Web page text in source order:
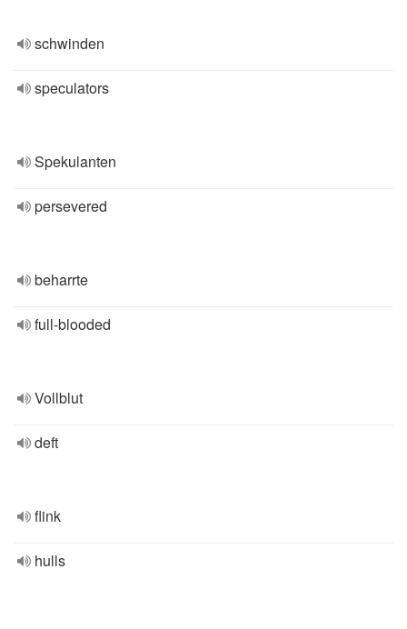
schwinden
speculators
Spekulanten
persevered
beharrte
full-blooded
Vollblut
deft
flink
hulls